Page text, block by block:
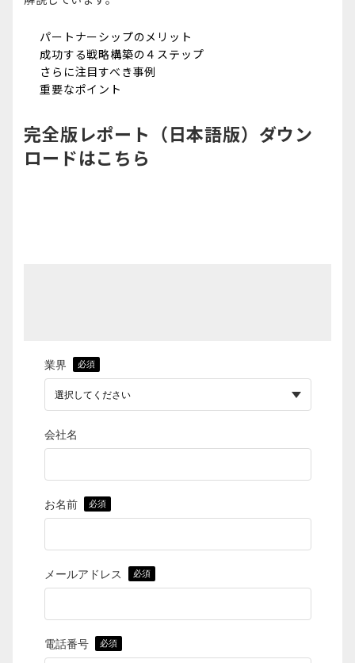
パートナーシップのメリット
成功する戦略構築の４ステップ
さらに注目すべき事例
重要なポイント
完全版レポート（日本語版）ダウン
ロードはこちら